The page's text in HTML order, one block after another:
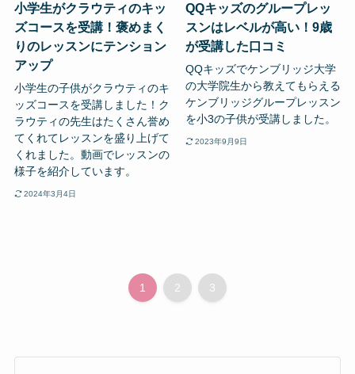
小学生がクラウティのキッ
ズコースを受講！褒めまく
りのレッスンにテンション
アップ
小学生の子供がクラウティのキ
ッズコースを受講しました！ク
ラウティの先生はたくさん誉め
てくれてレッスンを盛り上げて
くれました。動画でレッスンの
様子を紹介しています。
2024年3月4日
QQキッズのグループレッ
スンはレベルが高い！9歳
が受講した口コミ
QQキッズでケンブリッジ大学
の大学院生から教えてもらえる
ケンブリッジグループレッスン
を小3の子供が受講しました。
2023年9月9日
1 2 3